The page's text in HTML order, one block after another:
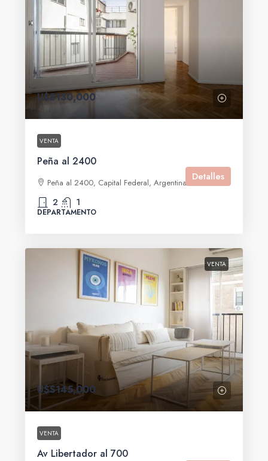
U$S130,000
VENTA
Peña al 2400
Peña al 2400, Capital Federal, Argentina
2 1
DEPARTAMENTO
Detalles
VENTA
U$S145,000
VENTA
Av Libertador al 700